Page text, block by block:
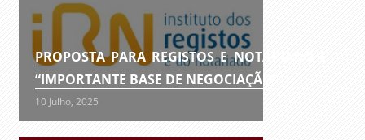
PROPOSTA PARA REGISTOS E NOTARIADO É
“IMPORTANTE BASE DE NEGOCIAÇÃO”
10 Julho, 2025